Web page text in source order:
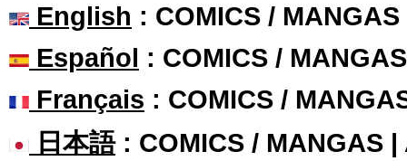
English : COMICS /
Español : COMICS /
Français : COMICS /
日本語: COMICS / MANGAS |